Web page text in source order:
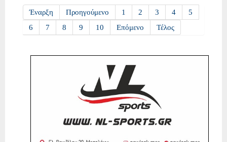
Έναρξη Προηγούμενο 1 2 3 4
5
6
7 8 9 10 Επόμενο Τέλος